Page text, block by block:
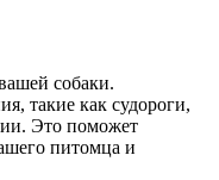
собаки.
такие как судороги,
Это поможет
питомца и